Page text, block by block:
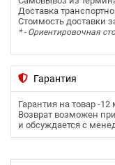
Доставка
Стоимость доставки
* - Ориентировочная
Гарантия
Гарантия на товар -12
Возврат возможен
и обсуждается с